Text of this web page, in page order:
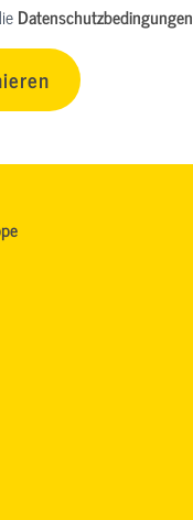
Datenschutzbedingungen